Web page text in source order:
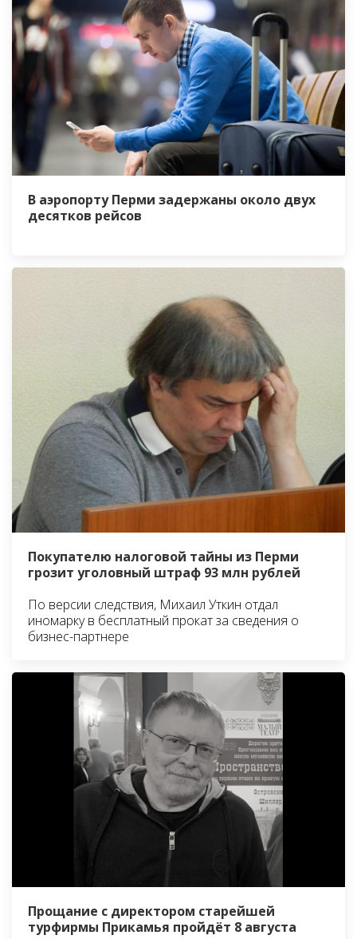
В аэропорту Перми задержаны около двух
десятков рейсов
Покупателю налоговой тайны из Перми
грозит уголовный штраф 93 млн рублей
По версии следствия, Михаил Уткин отдал
иномарку в бесплатный прокат за сведения о
бизнес-партнере
Прощание с директором старейшей
турфирмы Прикамья пройдёт 8 августа